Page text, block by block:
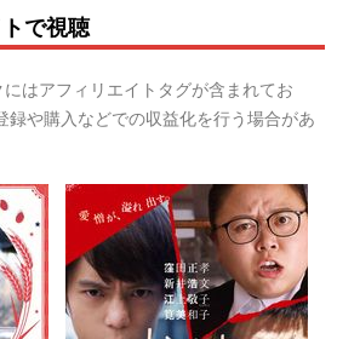
で視聴
はアフィリエイトタグが含まれてお
録や購入などでの収益化を行う場合があ